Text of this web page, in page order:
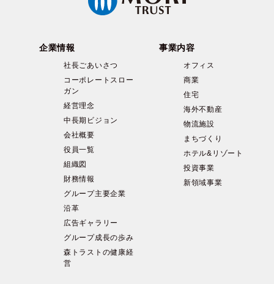
企業情報
社長ごあいさつ
コーポレートスロー
ガン
経営理念
中長期ビジョン
会社概要
役員一覧
組織図
財務情報
グループ主要企業
沿革
広告ギャラリー
グループ成長の歩み
森トラストの健康経
営
事業内容
オフィス
商業
住宅
海外不動産
物流施設
まちづくり
ホテル&リゾート
投資事業
新領域事業